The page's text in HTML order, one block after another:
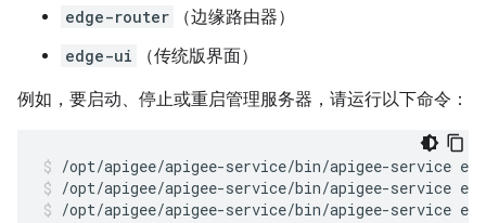
edge-router
（边缘路由器）
edge-ui
（传统版界面）
例如，要启动、停止或重启管理服务器，请运行以下命令：
/opt/apigee/apigee-service/bin/apigee-service
/opt/apigee/apigee-service/bin/apigee-service